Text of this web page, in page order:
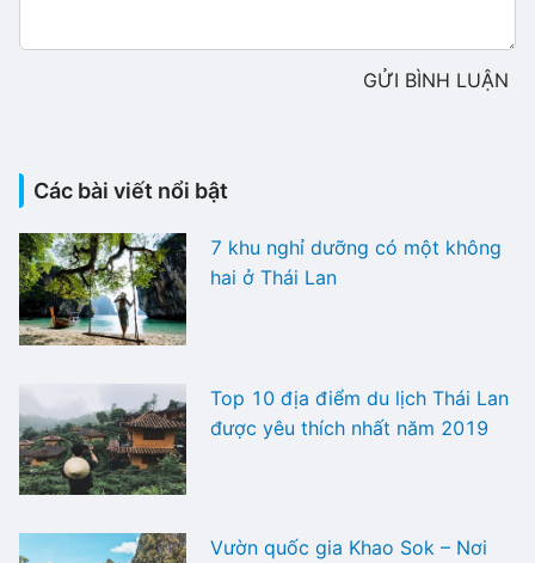
GỬI BÌNH LUẬN
Các bài viết nổi bật
7 khu nghỉ dưỡng có một không
hai ở Thái Lan
Top 10 địa điểm du lịch Thái Lan
được yêu thích nhất năm 2019
Vườn quốc gia Khao Sok – Nơi